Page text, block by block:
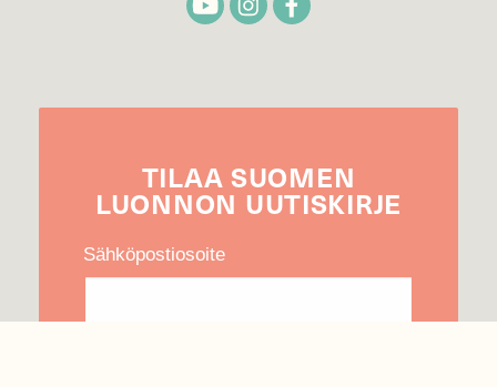
TILAA SUOMEN
LUONNON UUTIS­KIRJE
Sähköpostiosoite